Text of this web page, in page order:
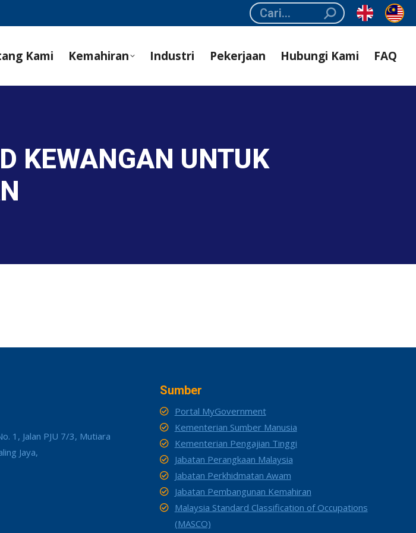
Search:
Kami Kemahiran Industri Pekerjaan Hubungi Kami FAQ
KEWANGAN UNTUK
1, Jalan PJU 7/3, Mutiara
Jaya,
Sumber
Portal MyGovernment
Kementerian Sumber Manusia
Kementerian Pengajian Tinggi
Jabatan Perangkaan Malaysia
Jabatan Perkhidmatan Awam
Jabatan Pembangunan Kemahiran
Malaysia Standard Classification of Occupations
(MASCO)